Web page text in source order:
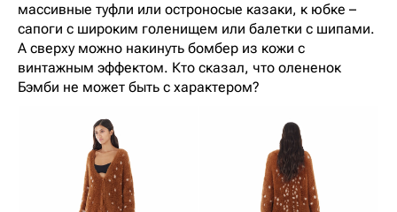
массивные туфли или остроносые казаки, к юбке –
сапоги с широким голенищем или балетки с шипами.
А сверху можно накинуть бомбер из кожи с
винтажным эффектом. Кто сказал, что олененок
Бэмби не может быть с характером?